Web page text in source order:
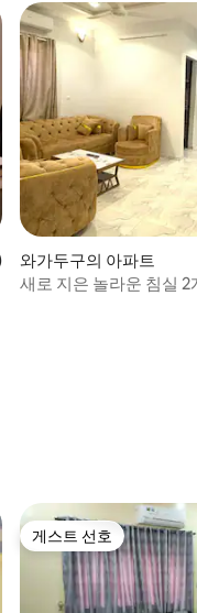
(5점 만점), 후기 56개
와가두구의 아파트
새로 지은 놀라운 침실 2
게스트 선호
게스트 선호